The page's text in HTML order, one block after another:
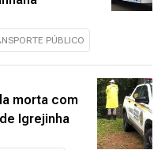
PÚBLICO
morta com
Igrejinha